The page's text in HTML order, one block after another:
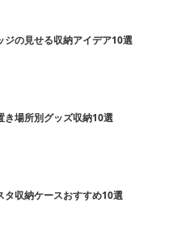
ジの見せる収納アイデア10選
き場所別グッズ収納10選
タ収納ケースおすすめ10選